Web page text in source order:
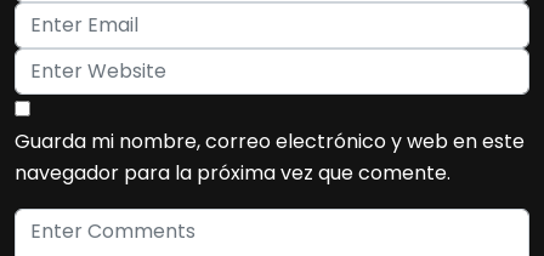
Guarda mi nombre, correo electrónico y web en este
navegador para la próxima vez que comente.